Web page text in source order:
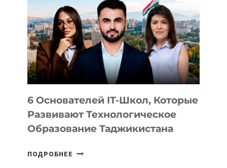
ВИДА
НОВОГО
УСТРОЙСТВА
ОТ
OPENAI
6 Основателей IT-Школ, Которые
Развивают Технологическое
Образование Таджикистана
ПОДРОБНЕЕ